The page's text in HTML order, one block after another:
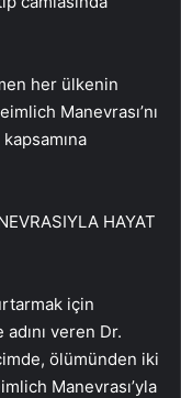
her ülkenin
Manevrası’nı
HAYAT
için
veren Dr.
ölümünden iki
Manevrası’yla